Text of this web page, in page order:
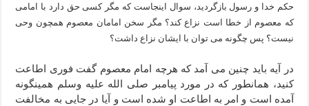
حکم خدا و رسول بازگردید، سوال اینجاست که مگر کسی حق دارد با امامی
که معصوم از خطا است نزاع کند؟ مگر سخن امامان معصوم همچون وحی
نیست؟ پس چگونه می توان با ایشان نزاع داشت؟
در آیه باید چنین می آمد که هرچه امام معصوم گفت فوری اطاعت
کنید، همانطور که در مورد پیامبر صلی الله علیه وسلم همینگونه
آمده است و امر به اطاعت او شده است و آیا در جایی به مخالفت